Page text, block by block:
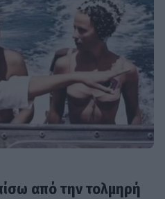
από την τολμηρή